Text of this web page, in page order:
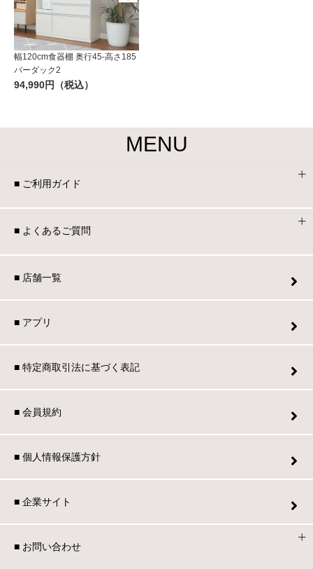
幅120cm食器棚 奥行45-高さ185
バーダック2
94,990円（税込）
MENU
■ ご利用ガイド
■ よくあるご質問
■ 店舗一覧
■ アプリ
■ 特定商取引法に基づく表記
■ 会員規約
■ 個人情報保護方針
■ 企業サイト
■ お問い合わせ